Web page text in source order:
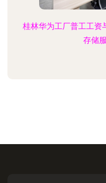
桂林华为工厂普工工资
存储